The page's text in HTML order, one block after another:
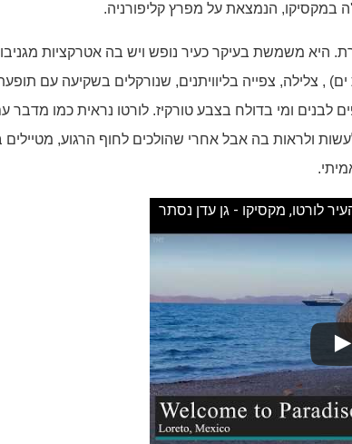
במקסיקו, הנמצאת על מפרץ קליפורניה.
היא משמשת בעיקר כעיר נופש ויש בה אטרקציות
, צלילה, צפייה בליוויתנים, שנורקלים בשקיעה עם
לבנים ומי בדולח בצבע טורקיז. לורטו נראית כמו
ולראות בה אבל אחרי שהולכים לחוף הרגוע, מטיילים
לורטו, מקסיקו - גן עדן נסתר